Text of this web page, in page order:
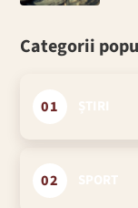
Categorii
01
02